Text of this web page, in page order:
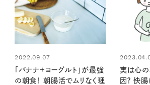
2022.09.07
「バナナ+ヨーグルト」が最強
の朝食！ 朝腸活でムリなく理
実は心
因？ 快